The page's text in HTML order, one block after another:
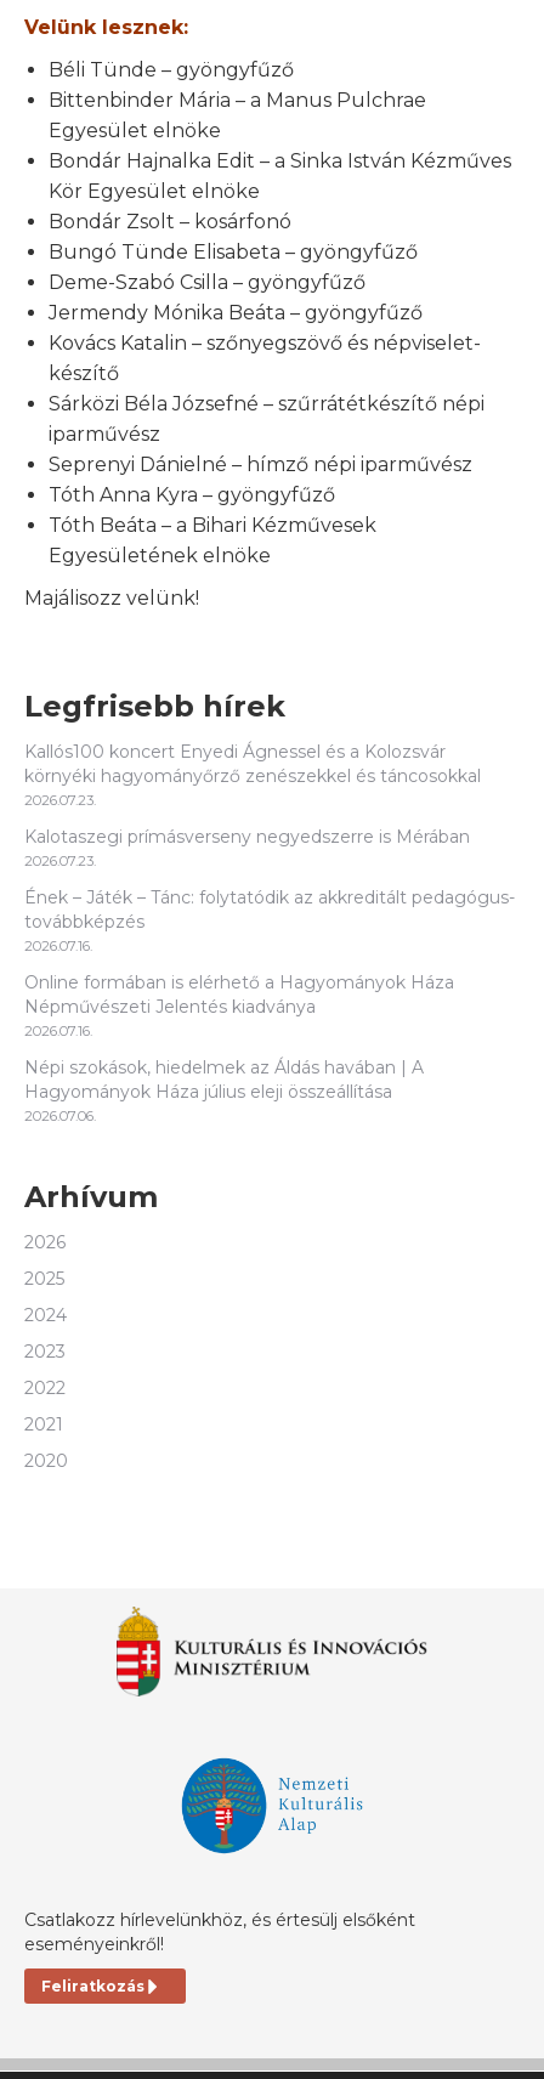
Velünk lesznek:
Béli Tünde – gyöngyfűző
Bittenbinder Mária – a Manus Pulchrae
Egyesület elnöke
Bondár Hajnalka Edit – a Sinka István Kézműves
Kör Egyesület elnöke
Bondár Zsolt – kosárfonó
Bungó Tünde Elisabeta – gyöngyfűző
Deme-Szabó Csilla – gyöngyfűző
Jermendy Mónika Beáta – gyöngyfűző
Kovács Katalin – szőnyegszövő és népviselet-
készítő
Sárközi Béla Józsefné – szűrrátétkészítő népi
iparművész
Seprenyi Dánielné – hímző népi iparművész
Tóth Anna Kyra – gyöngyfűző
Tóth Beáta – a Bihari Kézművesek
Egyesületének elnöke
Majálisozz velünk!
Legfrisebb hírek
Kallós100 koncert Enyedi Ágnessel és a Kolozsvár
környéki hagyományőrző zenészekkel és táncosokkal
2026.07.23.
Kalotaszegi prímásverseny negyedszerre is Mérában
2026.07.23.
Ének – Játék – Tánc: folytatódik az akkreditált pedagógus-
továbbképzés
2026.07.16.
Online formában is elérhető a Hagyományok Háza
Népművészeti Jelentés kiadványa
2026.07.16.
Népi szokások, hiedelmek az Áldás havában | A
Hagyományok Háza július eleji összeállítása
2026.07.06.
Arhívum
2026
2025
2024
2023
2022
2021
2020
Csatlakozz hírlevelünkhöz, és értesülj elsőként
eseményeinkről!
Feliratkozás